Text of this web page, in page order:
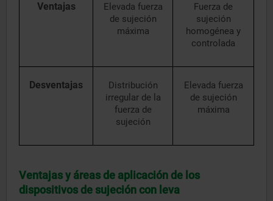
Ventajas
Elevada fuerza
de sujeción
máxima
Fuerza de
sujeción
homogénea y
controlada
Desventajas
Distribución
irregular de la
fuerza de
sujeción
Elevada fuerza
de sujeción
máxima
Ventajas y áreas de aplicación de los
dispositivos de sujeción con leva